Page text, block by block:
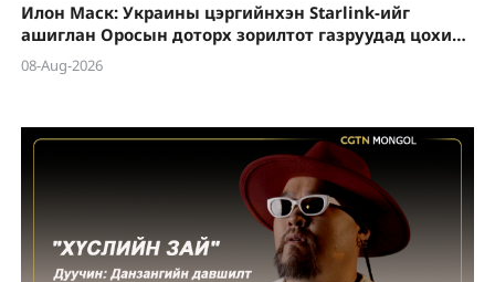
Илон Маск: Украины цэргийнхэн Starlink-ийг
ашиглан Оросын доторх зорилтот газруудад цохилт
өгөхийг зөвшөөрөхгүй
08-Aug-2026